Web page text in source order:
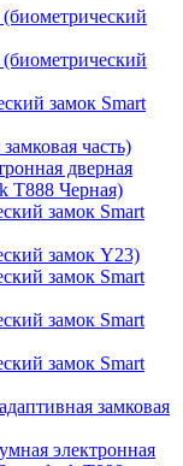
замок Smart
часть)
дверная
T888 Черная)
замок Smart
замок Y23)
замок Smart
замок Smart
замок Smart
замковая
электронная